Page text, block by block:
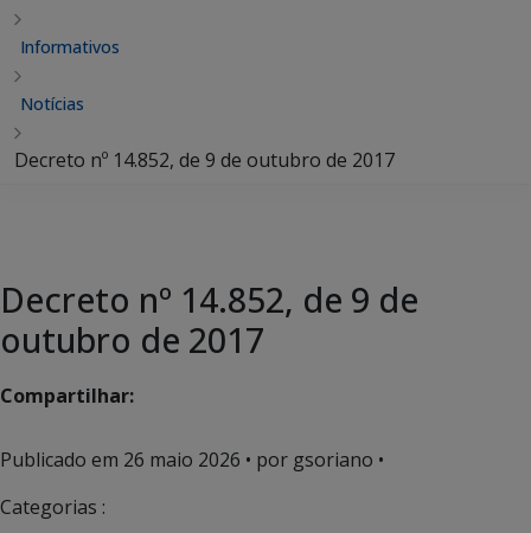
Informativos
Notícias
Decreto nº 14.852, de 9 de outubro de 2017
Decreto nº 14.852, de 9 de
outubro de 2017
Compartilhar:
Publicado em 26 maio 2026 • por gsoriano •
Categorias :